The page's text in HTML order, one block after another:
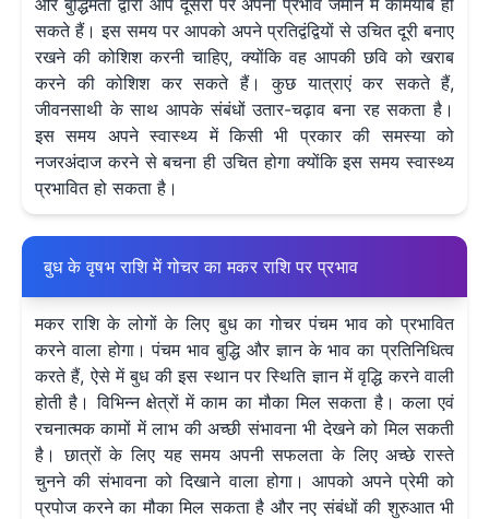
और बुद्धिमता द्वारा आप दूसरों पर अपना प्रभाव जमाने में कामयाब हो
सकते हैं। इस समय पर आपको अपने प्रतिद्वंद्वियों से उचित दूरी बनाए
रखने की कोशिश करनी चाहिए, क्योंकि वह आपकी छवि को खराब
करने की कोशिश कर सकते हैं। कुछ यात्राएं कर सकते हैं,
जीवनसाथी के साथ आपके संबंधों उतार-चढ़ाव बना रह सकता है।
इस समय अपने स्वास्थ्य में किसी भी प्रकार की समस्या को
नजरअंदाज करने से बचना ही उचित होगा क्योंकि इस समय स्वास्थ्य
प्रभावित हो सकता है।
बुध के वृषभ राशि में गोचर का मकर राशि पर प्रभाव
मकर राशि के लोगों के लिए बुध का गोचर पंचम भाव को प्रभावित
करने वाला होगा। पंचम भाव बुद्धि और ज्ञान के भाव का प्रतिनिधित्व
करते हैं, ऐसे में बुध की इस स्थान पर स्थिति ज्ञान में वृद्धि करने वाली
होती है। विभिन्न क्षेत्रों में काम का मौका मिल सकता है। कला एवं
रचनात्मक कामों में लाभ की अच्छी संभावना भी देखने को मिल सकती
है। छात्रों के लिए यह समय अपनी सफलता के लिए अच्छे रास्ते
चुनने की संभावना को दिखाने वाला होगा। आपको अपने प्रेमी को
प्रपोज करने का मौका मिल सकता है और नए संबंधों की शुरुआत भी